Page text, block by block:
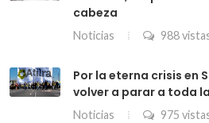
cabeza
Noticias 988
Por la eterna crisis en
volver a parar a toda
Noticias 975